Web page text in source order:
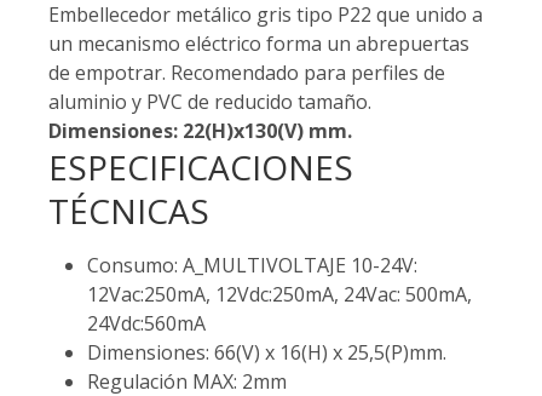
Embellecedor metálico gris tipo P22 que unido a
un mecanismo eléctrico forma un abrepuertas
de empotrar. Recomendado para perfiles de
aluminio y PVC de reducido tamaño.
Dimensiones: 22(H)x130(V) mm.
ESPECIFICACIONES
TÉCNICAS
Consumo: A_MULTIVOLTAJE 10-24V:
12Vac:250mA, 12Vdc:250mA, 24Vac: 500mA,
24Vdc:560mA
Dimensiones: 66(V) x 16(H) x 25,5(P)mm.
Regulación MAX: 2mm